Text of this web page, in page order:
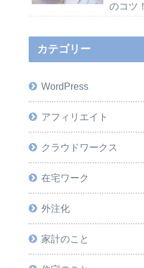
のコツ！
カテゴリー
WordPress
アフィリエイト
クラウドワークス
在宅ワーク
外注化
家計のこと